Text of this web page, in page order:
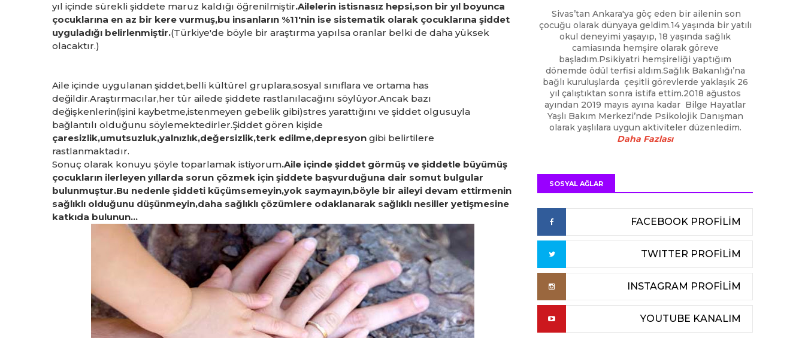
yıl içinde sürekli şiddete maruz kaldığı öğrenilmiştir.Ailelerin istisnasız hepsi,son bir yıl boyunca
çocuklarına en az bir kere vurmuş,bu insanların %11'nin ise sistematik olarak çocuklarına şiddet
uyguladığı belirlenmiştir.(Türkiye'de böyle bir araştırma yapılsa oranlar belki de daha yüksek
olacaktır.)
Aile içinde uygulanan şiddet,belli kültürel gruplara,sosyal sınıflara ve ortama has
değildir.Araştırmacılar,her tür ailede şiddete rastlanılacağını söylüyor.Ancak bazı
değişkenlerin(işini kaybetme,istenmeyen gebelik gibi)stres yarattığını ve şiddet olgusuyla
bağlantılı olduğunu söylemektedirler.Şiddet gören kişide
çaresizlik,umutsuzluk,yalnızlık,değersizlik,terk edilme,depresyon gibi belirtilere
rastlanmaktadır.
Sonuç olarak konuyu şöyle toparlamak istiyorum.Aile içinde şiddet görmüş ve şiddetle büyümüş
çocukların ilerleyen yıllarda sorun çözmek için şiddete başvurduğuna dair somut bulgular
bulunmuştur.Bu nedenle şiddeti küçümsemeyin,yok saymayın,böyle bir aileyi devam ettirmenin
sağlıklı olduğunu düşünmeyin,daha sağlıklı çözümlere odaklanarak sağlıklı nesiller yetişmesine
katkıda bulunun...
Sivas’tan Ankara'ya göç eden bir ailenin son
çocuğu olarak dünyaya geldim.14 yaşında bir yatılı
okul deneyimi yaşayıp, 18 yaşında sağlık
camiasında hemşire olarak göreve
başladım.Psikiyatri hemşireliği yaptığım
dönemde ödül terfisi aldım.Sağlık Bakanlığı’na
bağlı kuruluşlarda çeşitli görevlerde yaklaşık 26
yıl çalıştıktan sonra istifa ettim.2018 ağustos
ayından 2019 mayıs ayına kadar Bilge Hayatlar
Yaşlı Bakım Merkezi’nde Psikolojik Danışman
olarak yaşlılara uygun aktiviteler düzenledim.
Daha Fazlası
SOSYAL AĞLAR
FACEBOOK PROFİLİM
TWITTER PROFİLİM
INSTAGRAM PROFİLİM
YOUTUBE KANALIM